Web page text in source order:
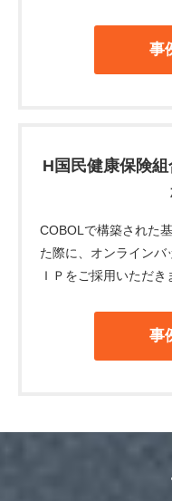
事
H国民健康保険
COBOLで構築された
た際に、オンラインバ
ＩＰをご採用いただき
事